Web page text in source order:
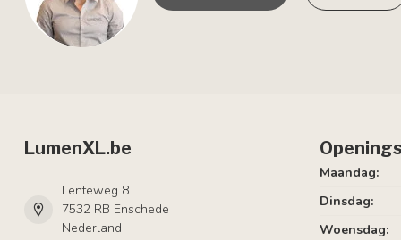
LumenXL.be
Lenteweg 8
7532 RB Enschede
Nederland
Maandag:
Dinsdag:
Woensdag: